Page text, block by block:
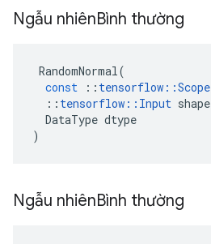
Ngẫu nhiênBình thường
RandomNormal(
const
:: tensorflow ::Scope
:: tensorflow :: Input shape
DataType dtype
)
Ngẫu nhiênBình thường